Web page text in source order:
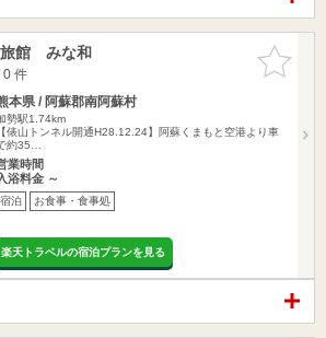
お気に入
りに追加
館 みな和
件
本県 / 阿蘇郡南阿蘇村
勢駅1.74km
【俵山トンネル開通H28.12.24】阿蘇くまもと空港より車
約35…
業時間
浴料金 ～
宿泊 お食事・食事処
楽天トラベルの宿泊プランを見る